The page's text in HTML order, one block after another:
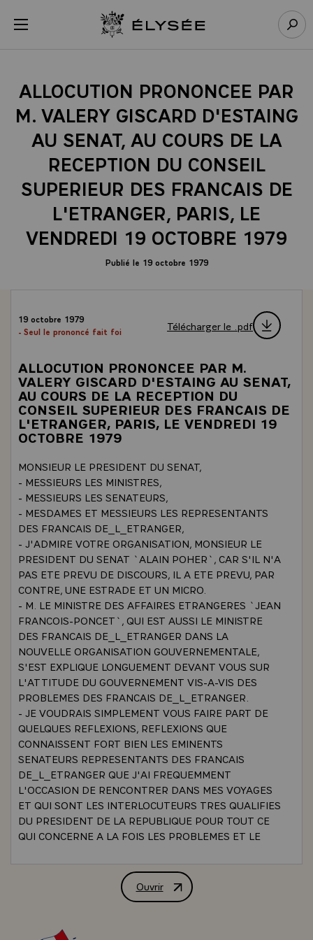
menu Retour à l’accueil Élysée
ALLOCUTION PRONONCEE PAR
M. VALERY GISCARD D'ESTAING
AU SENAT, AU COURS DE LA
RECEPTION DU CONSEIL
SUPERIEUR DES FRANCAIS DE
L'ETRANGER, PARIS, LE
VENDREDI 19 OCTOBRE 1979
Publié le 19 octobre 1979
19 octobre 1979
- Seul le prononcé fait foi
Télécharger le .pdf
ALLOCUTION PRONONCEE PAR M.
VALERY GISCARD D'ESTAING AU SENAT,
AU COURS DE LA RECEPTION DU
CONSEIL SUPERIEUR DES FRANCAIS DE
L'ETRANGER, PARIS, LE VENDREDI 19
OCTOBRE 1979
MONSIEUR LE PRESIDENT DU SENAT,
- MESSIEURS LES MINISTRES,
- MESSIEURS LES SENATEURS,
- MESDAMES ET MESSIEURS LES REPRESENTANTS
DES FRANCAIS DE_L_ETRANGER,
- J'ADMIRE VOTRE ORGANISATION, MONSIEUR LE
PRESIDENT DU SENAT `ALAIN POHER`, CAR S'IL N'A
PAS ETE PREVU DE DISCOURS, IL A ETE PREVU, PAR
CONTRE, UNE ESTRADE ET UN MICRO.
- M. LE MINISTRE DES AFFAIRES ETRANGERES `JEAN
FRANCOIS-PONCET`, QUI EST AUSSI LE MINISTRE
DES FRANCAIS DE_L_ETRANGER DANS LA
NOUVELLE ORGANISATION GOUVERNEMENTALE,
S'EST EXPLIQUE LONGUEMENT DEVANT VOUS SUR
L'ATTITUDE DU GOUVERNEMENT VIS-A-VIS DES
PROBLEMES DES FRANCAIS DE_L_ETRANGER.
- JE VOUDRAIS SIMPLEMENT VOUS FAIRE PART DE
QUELQUES REFLEXIONS, REFLEXIONS QUE
CONNAISSENT FORT BIEN LES EMINENTS
SENATEURS REPRESENTANTS DES FRANCAIS
DE_L_ETRANGER QUE J'AI FREQUEMMENT
L'OCCASION DE RENCONTRER DANS MES VOYAGES
ET QUI SONT LES INTERLOCUTEURS TRES QUALIFIES
DU PRESIDENT DE LA REPUBLIQUE POUR TOUT CE
QUI CONCERNE A LA FOIS LES PROBLEMES ET LE
- D'ABORD, LA PRESENCE DE LA FRANCE DANS LE
MONDE. CETTE PRESENCE REPOSE POUR
JADIS NOTRE PRESENCE ETAIT D'UNE AUTRE
Ouvrir
ALLOCUTION PRONONCEE PAR M.
Panneau de gestion des cookies